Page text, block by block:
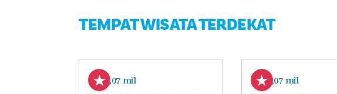
TEMPAT WISATA TERDEKAT
0,07 mil 0,07 mil